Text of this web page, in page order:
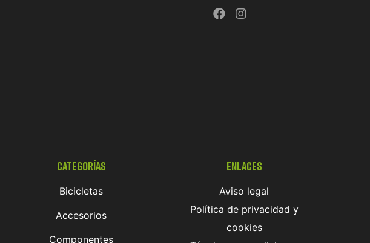
Categorías
Bicicletas
Accesorios
Componentes
Enlaces
Aviso legal
Política de privacidad y
cookies